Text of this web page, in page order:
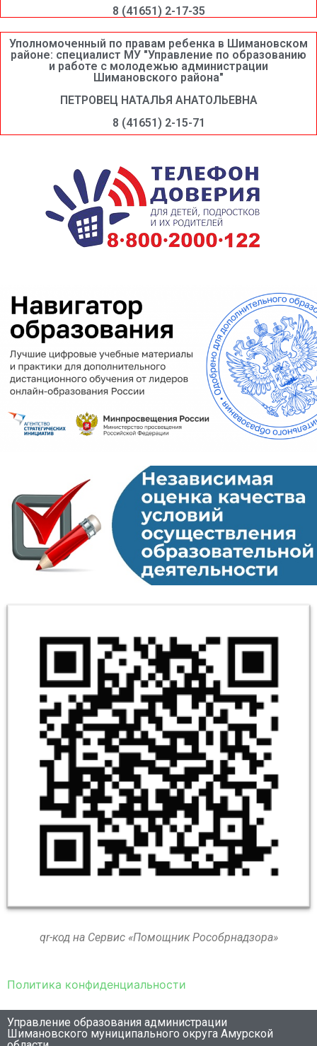
8 (41651) 2-17-35
Уполномоченный по правам ребенка в Шимановском
районе: специалист МУ "Управление по образованию
и работе с молодежью администрации
Шимановского района"
ПЕТРОВЕЦ НАТАЛЬЯ АНАТОЛЬЕВНА
8 (41651) 2-15-71
qr-код на Сервис «Помощник Рособрнадзора»
Политика конфиденциальности
Управление образования администрации
Шимановского муниципального округа Амурской